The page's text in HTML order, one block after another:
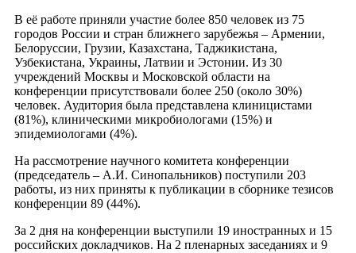
В её работе приняли участие более 850 человек из 75
городов России и стран ближнего зарубежья – Армении,
Белоруссии, Грузии, Казахстана, Таджикистана,
Узбекистана, Украины, Латвии и Эстонии. Из 30
учреждений Москвы и Московской области на
конференции присутствовали более 250 (около 30%)
человек. Аудитория была представлена клиницистами
(81%), клиническими микробиологами (15%) и
эпидемиологами (4%).
На рассмотрение научного комитета конференции
(председатель – А.И. Синопальников) поступили 203
работы, из них приняты к публикации в сборнике тезисов
конференции 89 (44%).
За 2 дня на конференции выступили 19 иностранных и 15
российских докладчиков. На 2 пленарных заседаниях и 9